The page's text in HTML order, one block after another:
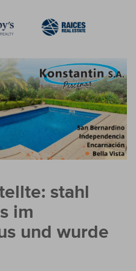
stahl
im
und wurde